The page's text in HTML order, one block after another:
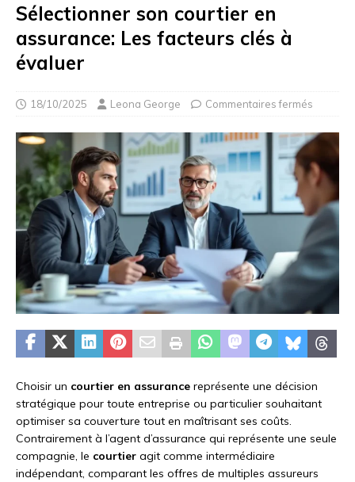
Sélectionner son courtier en
assurance: Les facteurs clés à
évaluer
18/10/2025 Leona George Commentaires fermés
Choisir un courtier en assurance représente une décision
stratégique pour toute entreprise ou particulier souhaitant
optimiser sa couverture tout en maîtrisant ses coûts.
Contrairement à l’agent d’assurance qui représente une seule
compagnie, le courtier agit comme intermédiaire
indépendant, comparant les offres de multiples assureurs